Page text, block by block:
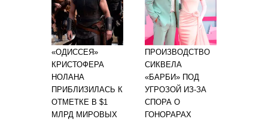
«ОДИССЕЯ»
КРИСТОФЕРА
НОЛАНА
ПРИБЛИЗИЛАСЬ К
ОТМЕТКЕ В $1
МЛРД МИРОВЫХ
ПРОИЗВОДСТВО
СИКВЕЛА
«БАРБИ» ПОД
УГРОЗОЙ ИЗ-ЗА
СПОРА О
ГОНОРАРАХ